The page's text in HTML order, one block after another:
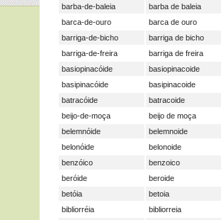
barba-de-baleia
barba de baleia
barca-de-ouro
barca de ouro
barriga-de-bicho
barriga de bicho
barriga-de-freira
barriga de freira
basiopinacóide
basiopinacoide
basipinacóide
basipinacoide
batracóide
batracoide
beijo-de-moça
beijo de moça
belemnóide
belemnoide
belonóide
belonoide
benzóico
benzoico
beróide
beroide
betóia
betoia
bibliorréia
bibliorreia